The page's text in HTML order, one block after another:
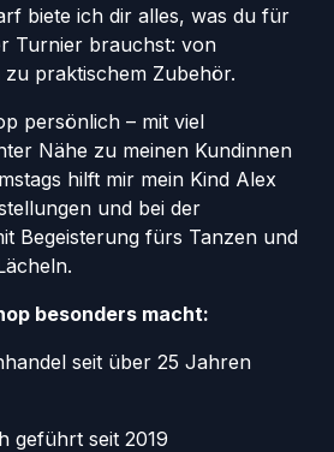
biete ich dir alles, was du für
Turnier brauchst: von
praktischem Zubehör.
persönlich – mit viel
Nähe zu meinen Kundinnen
hilft mir mein Kind Alex
und bei der
Begeisterung fürs Tanzen und
besonders macht:
seit über 25 Jahren
geführt seit 2019